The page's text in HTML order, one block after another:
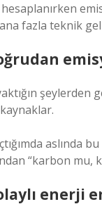
fazla teknik
şeylerden
aslında
“karbon mu,
enerji